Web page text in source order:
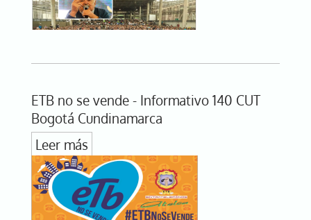
ETB no se vende - Informativo 140 CUT
Bogotá Cundinamarca
Leer más